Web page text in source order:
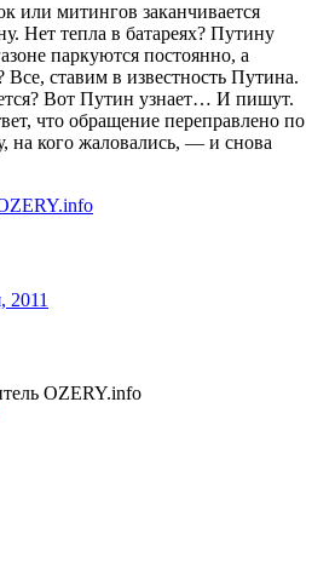
или митингов заканчивается
Нет тепла в батареях? Путину
паркуются постоянно, а
ставим в известность Путина.
Вот Путин узнает… И пишут.
что обращение переправлено по
на кого жаловались, — и снова
2011